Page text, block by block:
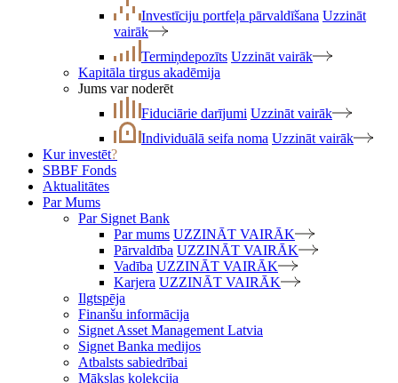
Investīciju portfeļa pārvaldīšana Uzzināt
vairāk
Termiņdepozīts Uzzināt vairāk
Kapitāla tirgus akadēmija
Jums var noderēt
Fiduciārie darījumi Uzzināt vairāk
Individuālā seifa noma Uzzināt vairāk
Kur investēt?
SBBF Fonds
Aktualitātes
Par Mums
Par Signet Bank
Par mums UZZINĀT VAIRĀK
Pārvaldība UZZINĀT VAIRĀK
Vadība UZZINĀT VAIRĀK
Karjera UZZINĀT VAIRĀK
Ilgtspēja
Finanšu informācija
Signet Asset Management Latvia
Signet Banka medijos
Atbalsts sabiedrībai
Mākslas kolekcija